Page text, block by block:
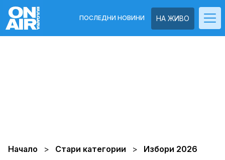
НА ЖИВО
ПОСЛЕДНИ НОВИНИ
Начало Стари категории Избори 2026